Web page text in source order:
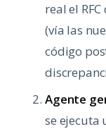
real el
(vía las
código
Agente
se ejecuta